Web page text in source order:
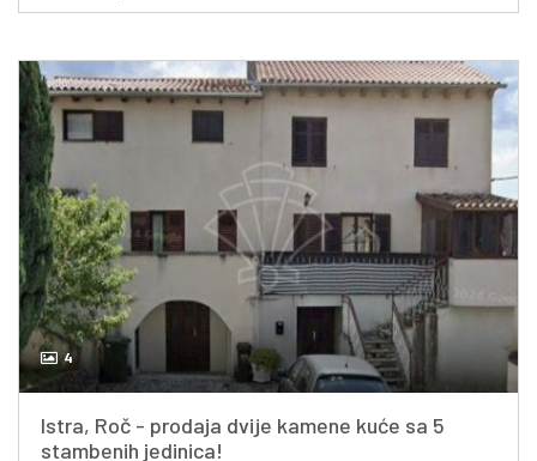
4
Istra, Roč - prodaja dvije kamene kuće sa 5
stambenih jedinica!